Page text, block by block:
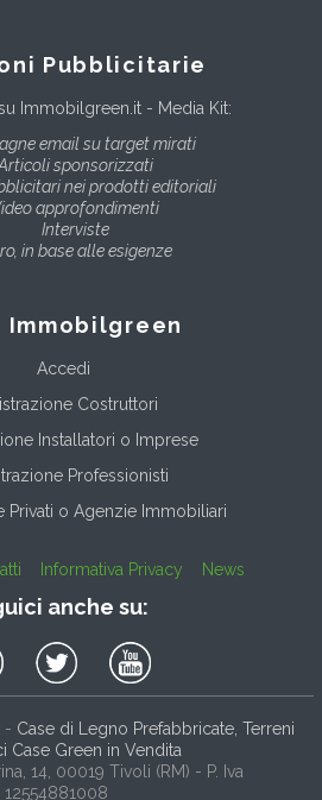
Pubblicitarie
Immobilgreen.it - Media Kit:
email su target mirati
sponsorizzati
nei prodotti editoriali
approfondimenti
Interviste
in base alle esigenze
Immobilgreen
Accedi
Costruttori
Installatori o Imprese
Professionisti
Privati o Agenzie Immobiliari
Informativa Privacy News
anche su:
- Case di Legno Prefabbricate, Terreni
Case Green in Vendita
14 , 00019 Tivoli (RM) - P. Iva
12554881008